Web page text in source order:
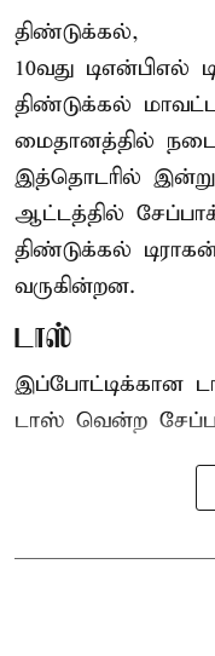
திண்டுக்கல்,
10வது டிஎன்பிஎல்
திண்டுக்கல்
மைதானத்தில்
இத்தொடரில்
ஆட்டத்தில்
திண்டுக்கல்
வருகின்றன.
டாஸ்
இப்போட்டிக்கான
டாஸ் வென்ற